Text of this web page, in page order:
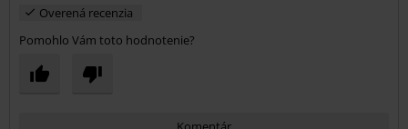
Overená recenzia
Pomohlo Vám toto hodnotenie?